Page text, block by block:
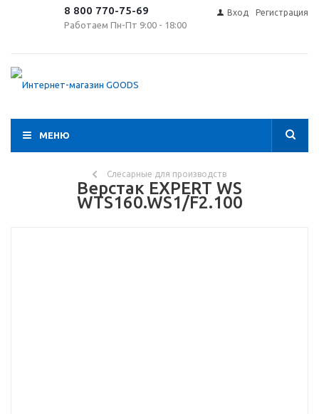
8 800 770-75-69
Работаем Пн-Пт 9:00 - 18:00
Вход Регистрация
МЕНЮ
Слесарные для производств
Верстак EXPERT WS
WTS160.WS1/F2.100